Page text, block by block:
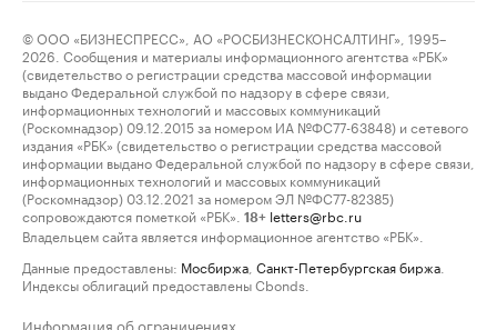
© ООО «БИЗНЕСПРЕСС», АО «РОСБИЗНЕСКОНСАЛТИНГ», 1995–
2026. Сообщения и материалы информационного агентства «РБК»
(свидетельство о регистрации средства массовой информации
выдано Федеральной службой по надзору в сфере связи,
информационных технологий и массовых коммуникаций
(Роскомнадзор) 09.12.2015 за номером ИА №ФС77-63848) и сетевого
издания «РБК» (свидетельство о регистрации средства массовой
информации выдано Федеральной службой по надзору в сфере связи,
информационных технологий и массовых коммуникаций
(Роскомнадзор) 03.12.2021 за номером ЭЛ №ФС77-82385)
сопровождаются пометкой «РБК».
18+ letters@rbc.ru
Владельцем сайта является информационное агентство «РБК».
Данные предоставлены: Мосбиржа Санкт-Петербургская биржа
Индексы облигаций предоставлены Cbonds.
Информация об ограничениях